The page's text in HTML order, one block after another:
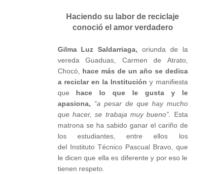
Haciendo su labor de reciclaje
conoció el amor verdadero
Gilma Luz Saldarriaga, oriunda de la
vereda Guaduas, Carmen de Atrato,
Chocó, hace más de un año se dedica
a reciclar en la Institución y manifiesta
que hace lo que le gusta y le
apasiona, “a pesar de que hay mucho
que hacer, se trabaja muy bueno”. Esta
matrona se ha sabido ganar el cariño de
los estudiantes, entre ellos los
del Instituto Técnico Pascual Bravo, que
le dicen que ella es diferente y por eso le
tienen respeto.